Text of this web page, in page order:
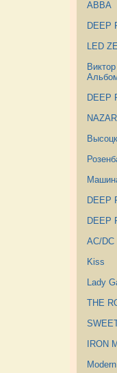
ABBA
DEEP
LED
DEEP
DEEP
DEEP
AC/DC
Kiss
Lady
THE
IRON